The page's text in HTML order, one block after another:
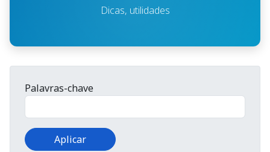
Dicas, utilidades
Palavras-chave